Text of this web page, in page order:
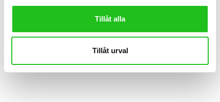
Tillåt alla
Tillåt urval
1 799,00kr